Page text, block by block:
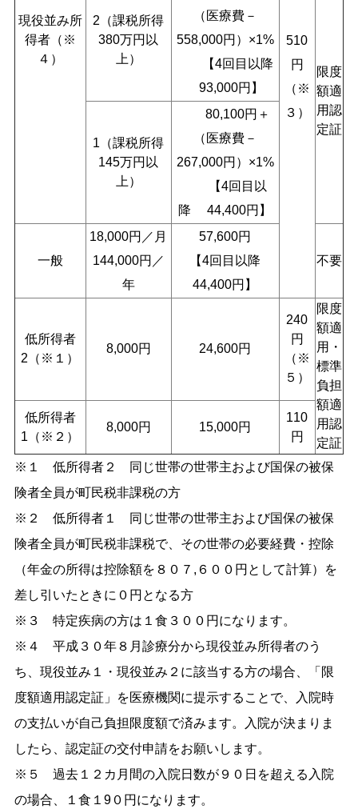
現役並み所
得者（※
４）
510
円
（※
３）
2（課税所得
380万円以
上）
（医療費－
558,000円）×1%
【4回目以降
93,000円】
限度
額適
用認
定証
1（課税所得
145万円以
上）
80,100円＋
（医療費－
267,000円）×1%
【4回目以
降 44,400円】
一般
18,000円／月
144,000円／
年
57,600円
【4回目以降
44,400円】
不要
低所得者
2（※１）
8,000円 24,600円
240
円
（※
５）
限度
額適
用・
標準
負担
額適
用認
定証
低所得者
1（※２）
8,000円 15,000円
110
円
※１ 低所得者２ 同じ世帯の世帯主および国保の被保
険者全員が町民税非課税の方
※２ 低所得者１ 同じ世帯の世帯主および国保の被保
険者全員が町民税非課税で、その世帯の必要経費・控除
（年金の所得は控除額を８０７,６００円として計算）を
差し引いたときに０円となる方
※３ 特定疾病の方は１食３００円になります。
※４ 平成３０年８月診療分から現役並み所得者のう
ち、現役並み１・現役並み２に該当する方の場合、「限
度額適用認定証」を医療機関に提示することで、入院時
の支払いが自己負担限度額で済みます。入院が決まりま
したら、認定証の交付申請をお願いします。
※５ 過去１２カ月間の入院日数が９０日を超える入院
の場合、１食１9０円になります。